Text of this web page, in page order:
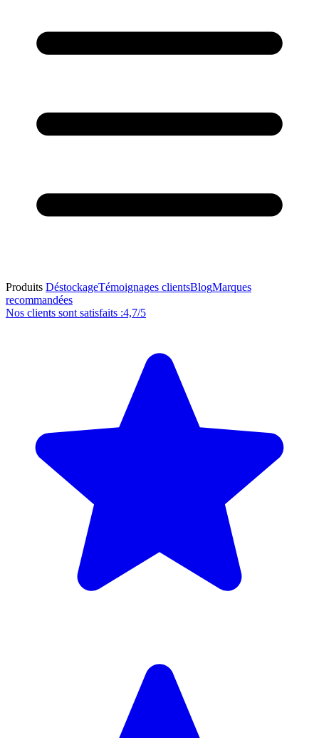
Produits DéstockageTémoignages clientsBlogMarques
recommandées
Nos clients sont satisfaits :4,7/5